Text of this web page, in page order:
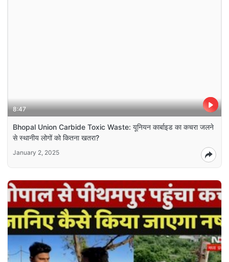
8:47
Bhopal Union Carbide Toxic Waste: यूनियन कार्बाइड का कचरा जलने
से स्थानीय लोगों को कितना खतरा?
January 2, 2025